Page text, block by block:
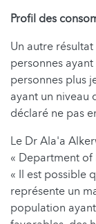
Profil des
Un autre
personnes
personnes plus
ayant un niveau
déclaré ne pas
Le Dr Ala'a
« Department of
« Il est possible
représente un
population